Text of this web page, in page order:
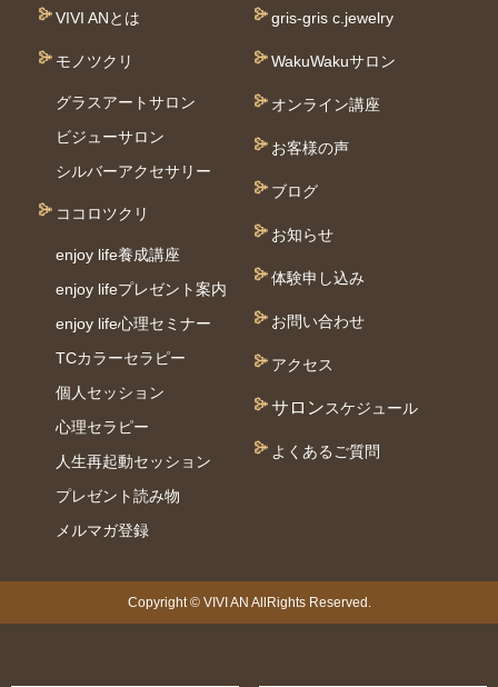
VIVI ANとは
モノツクリ
グラスアートサロン
ビジューサロン
シルバーアクセサリー
ココロツクリ
enjoy life養成講座
enjoy lifeプレゼント案内
enjoy life心理セミナー
TCカラーセラピー
個⼈セッション
⼼理セラピー
人生再起動セッション
プレゼント読み物
メルマガ登録
gris-gris c.jewelry
WakuWakuサロン
オンライン講座
お客様の声
ブログ
お知らせ
体験申し込み
お問い合わせ
アクセス
サロンスケジュール
よくあるご質問
Copyright © VIVI AN AllRights Reserved.